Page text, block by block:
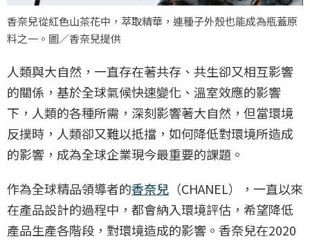
香奈兒從紅色山茶花中，萃取精華，連種子外殼也能成為瓶蓋原
料之一。圖／香奈兒提供
人類與大自然，一直存在著共存、共生卻又相互影響
的關係，基於全球氣候快速變化、溫室效應的影響
下，人類的各種所需，深刻影響著大自然，但當環境
反撲時，人類卻又難以抵擋，如何降低對環境所造成
的影響，成為全球企業現今最重要的課題。
作為全球精品領導者的香奈兒 （CHANEL），一直以來
在產品設計的過程中，都會納入環境評估，希望降低
產品生產各階段，對環境造成的影響。香奈兒在2020